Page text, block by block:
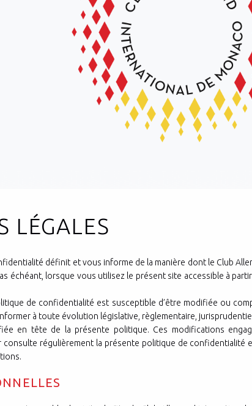
LÉGALES
définit et vous informe de la manière dont le Club
échéant, lorsque vous utilisez le présent site accessible à
de confidentialité est susceptible d’être modifiée ou
à toute évolution législative, règlementaire,
en tête de la présente politique. Ces modifications
consulte régulièrement la présente politique de confidentialité